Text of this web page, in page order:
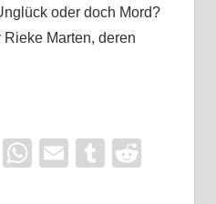
oder doch Mord?
Marten, deren
Mastodon
WhatsApp
EmailTumblr